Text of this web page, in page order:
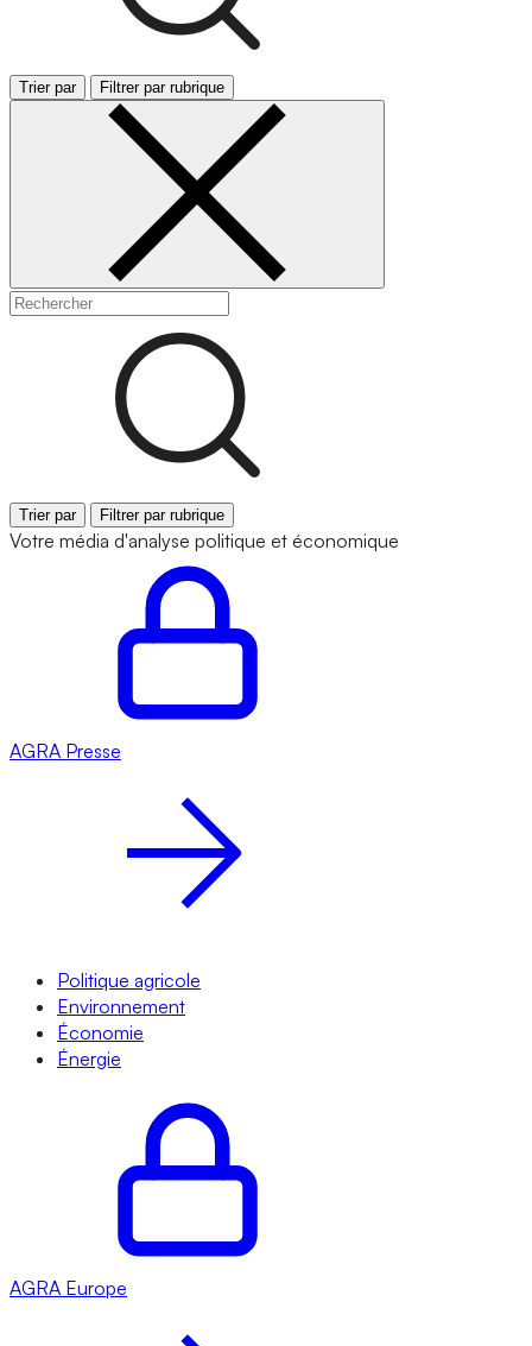
Trier par Filtrer par rubrique
Trier par Filtrer par rubrique
Votre média d'analyse politique et économique
AGRA Presse
Politique agricole
Environnement
Économie
Énergie
AGRA Europe